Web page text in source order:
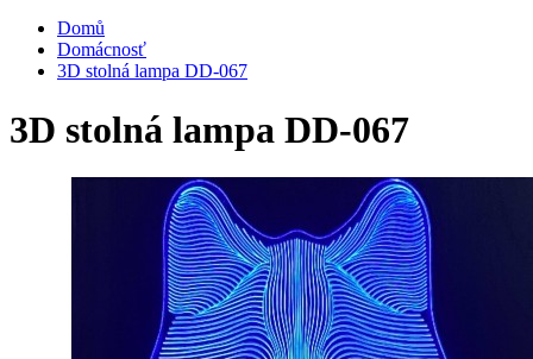
Domů
Domácnosť
3D stolná lampa DD-067
3D stolná lampa DD-067